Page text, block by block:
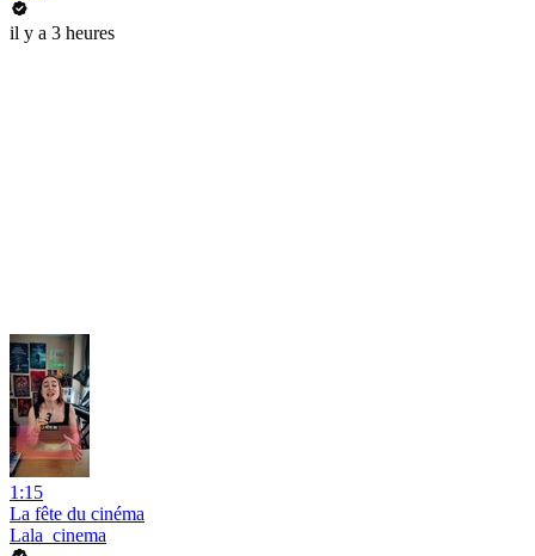
il y a 3 heures
1:15
La fête du cinéma
Lala_cinema